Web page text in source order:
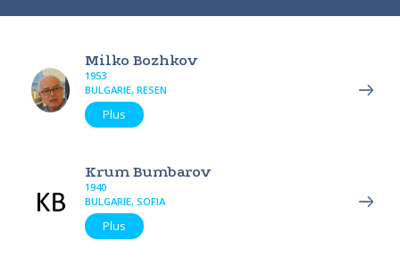
Milko Bozhkov
1953
BULGARIE, RESEN
Plus
Krum Bumbarov
1940
BULGARIE, SOFIA
Plus